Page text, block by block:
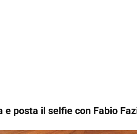
e posta il selfie con Fabio